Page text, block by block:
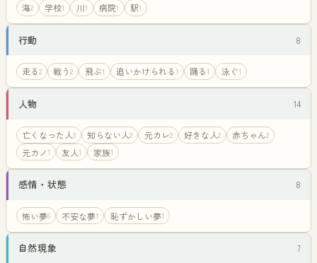
海2 学校1 川1 病院1 駅1
行動 8
走る2 戦う2 飛ぶ1 追いかけられる1 踊る1 泳ぐ1
人物 14
亡くなった人3 知らない人2 元カレ2 好きな人2 赤ちゃん2
元カノ1 友人1 家族1
感情・状態 8
怖い夢6 不安な夢1 恥ずかしい夢1
自然現象 7